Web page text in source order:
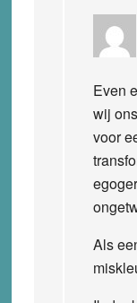
Even
wij
voor
Als